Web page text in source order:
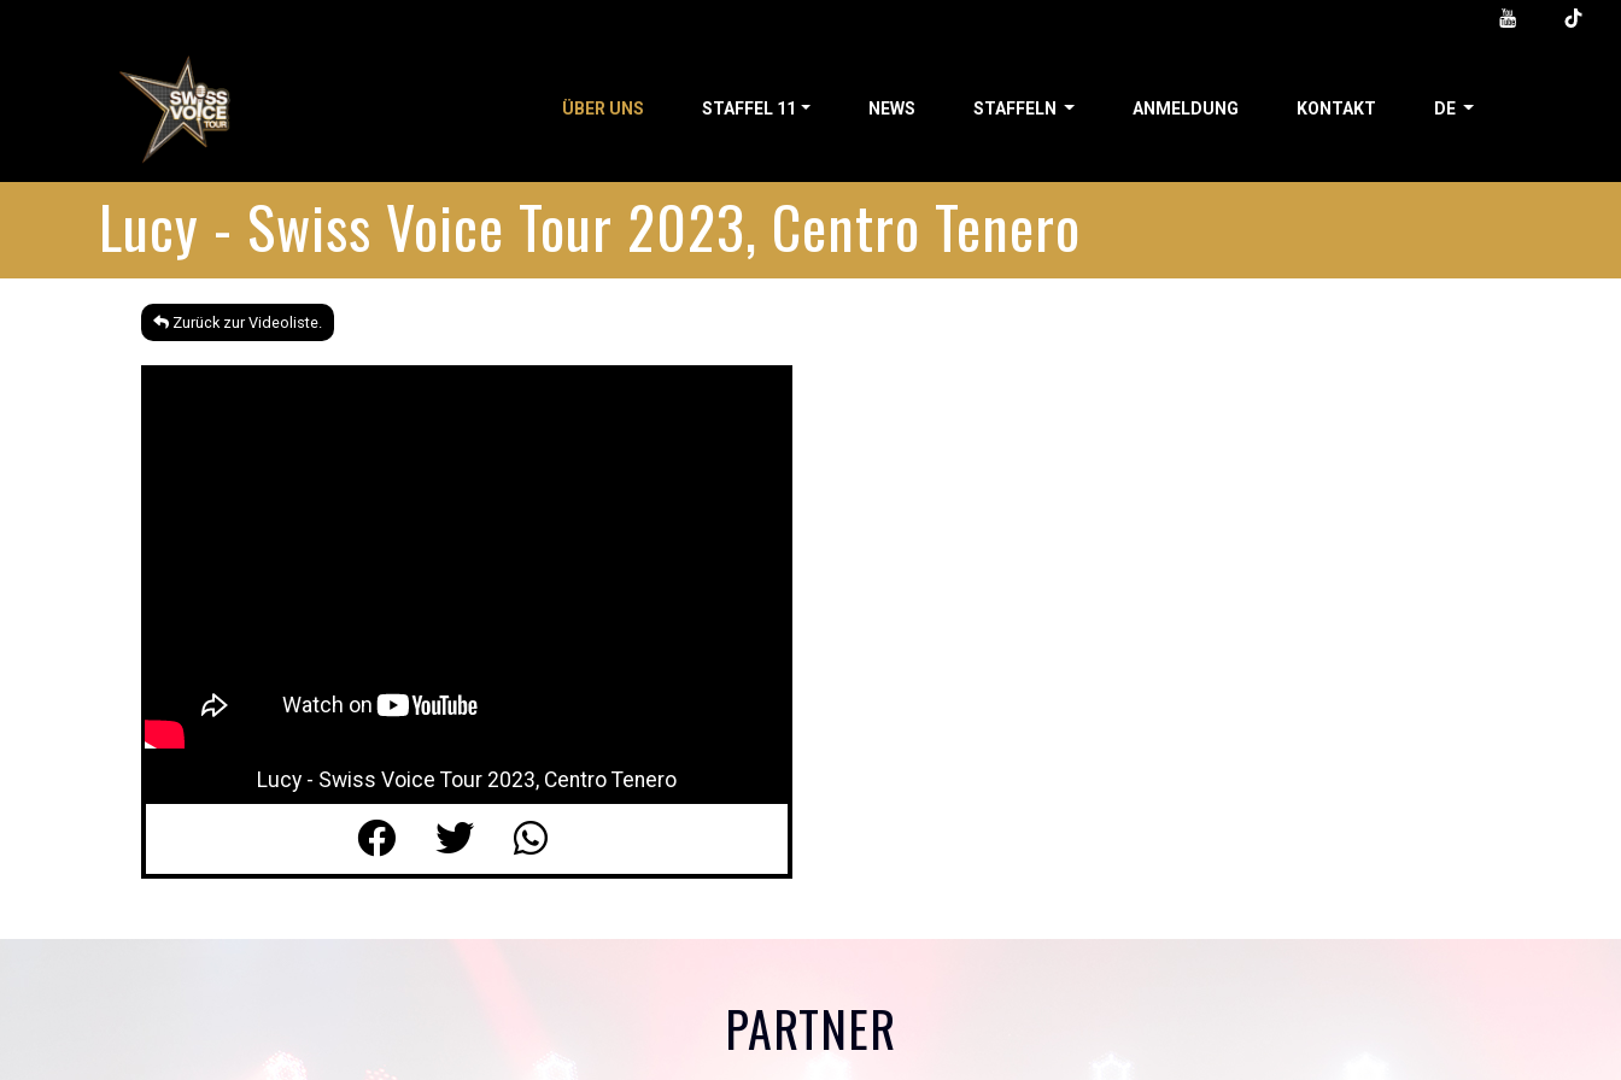
ÜBER UNS STAFFEL 11 NEWS STAFFELN ANMELDUNG KONTAKT DE
Lucy - Swiss Voice Tour 2023, Centro Tenero
Zurück zur Videoliste.
Lucy - Swiss Voice Tour 2023, Centro Tenero
PARTNER